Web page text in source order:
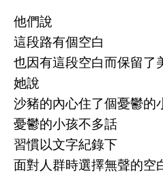
他們說
這段路有個空白
也因有這段空白而保留了
她說
沙豬的內心住了個憂鬱的
憂鬱的小孩不多話
習慣以文字紀錄下
面對人群時選擇無聲的空